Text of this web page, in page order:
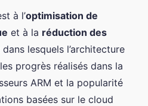
à l’optimisation de
et à la réduction des
lesquels l’architecture
progrès réalisés dans la
ARM et la popularité
basées sur le cloud